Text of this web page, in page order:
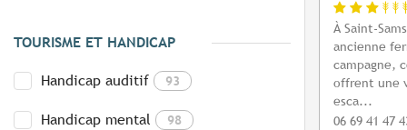
TOURISME ET HANDICAP
Handicap auditif 93
Handicap mental 98
À Saint-
ancienne
campagne,
offrent une
esca...
06 69 41 47